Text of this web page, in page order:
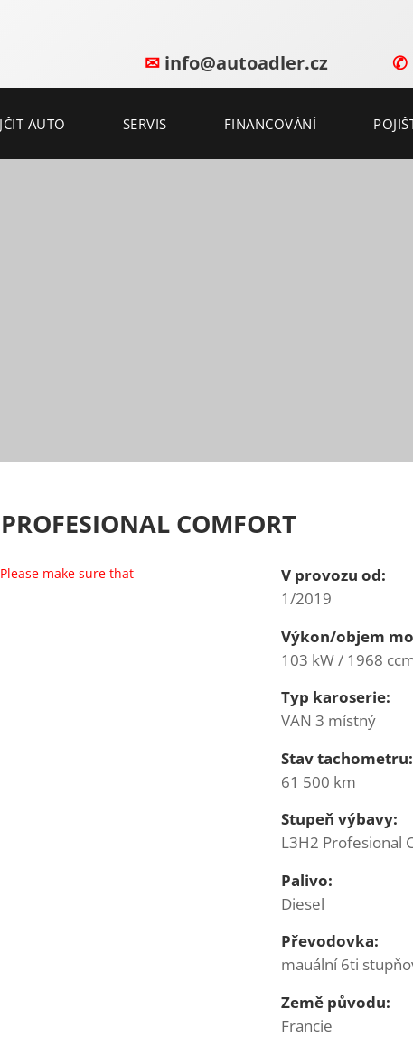
✉ info@autoadler.cz ✆
AUTO SERVIS FINANCOVÁNÍ
COMFORT
make sure that
V provozu od:
1/2019
Výkon/objem
103 kW / 1968
Typ karoserie:
VAN 3 místný
Stav tachometru:
61 500 km
Stupeň výbavy:
L3H2 Profesional
Palivo:
Diesel
Převodovka:
mauální 6ti
Země původu:
Francie